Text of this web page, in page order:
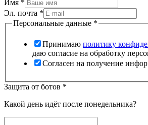
Имя *
Эл. почта *
Персональные данные *
Принимаю политику
даю согласие на обработку
Согласен на получение
Защита от ботов *
Какой день идёт после понедельника?